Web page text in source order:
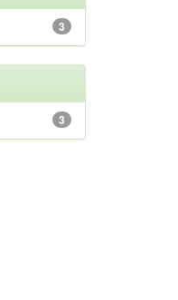
3
3